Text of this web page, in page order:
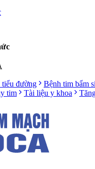
tiểu đường Bệnh tim bẩm
tim Tài liệu y khoa